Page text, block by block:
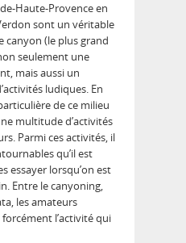
Haute-Provence en
sont un véritable
canyon (le plus grand
seulement une
mais aussi un
ludiques. En
de ce milieu
multitude d’activités
Parmi ces activités, il
qu’il est
essayer lorsqu’on est
Entre le canyoning,
les amateurs
l’activité qui